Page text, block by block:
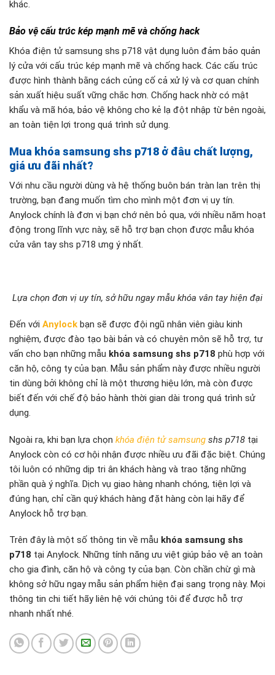
khác.
Bảo vệ cấu trúc kép mạnh mẽ và chống hack
Khóa điện tử samsung shs p718 vật dụng luôn đảm bảo quản
lý cửa với cấu trúc kép mạnh mẽ và chống hack. Các cấu trúc
được hình thành bằng cách củng cố cả xử lý và cơ quan chính
sản xuất hiệu suất vững chắc hơn. Chống hack nhờ có mật
khẩu và mã hóa, bảo vệ không cho kẻ lạ đột nhập từ bên ngoài,
an toàn tiện lợi trong quá trình sử dụng.
Mua khóa samsung shs p718 ở đâu chất lượng,
giá ưu đãi nhất?
Với nhu cầu người dùng và hệ thống buôn bán tràn lan trên thị
trường, bạn đang muốn tìm cho mình một đơn vị uy tín.
Anylock chính là đơn vị bạn chớ nên bỏ qua, với nhiều năm hoạt
động trong lĩnh vực này, sẽ hỗ trợ bạn chọn được mẫu khóa
cửa vân tay shs p718 ưng ý nhất.
Lựa chọn đơn vị uy tín, sở hữu ngay mẫu khóa vân tay hiện đại
Đến với Anylock bạn sẽ được đội ngũ nhân viên giàu kinh
nghiệm, được đào tạo bài bản và có chuyên môn sẽ hỗ trợ, tư
vấn cho bạn những mẫu khóa samsung shs p718 phù hợp với
căn hộ, công ty của bạn. Mẫu sản phẩm này được nhiều người
tin dùng bởi không chỉ là một thương hiệu lớn, mà còn được
biết đến với chế độ bảo hành thời gian dài trong quá trình sử
dụng.
Ngoài ra, khi bạn lựa chọn khóa điện tử samsung shs p718 tại
Anylock còn có cơ hội nhận được nhiều ưu đãi đặc biệt. Chúng
tôi luôn có những dịp tri ân khách hàng và trao tặng những
phần quà ý nghĩa. Dịch vụ giao hàng nhanh chóng, tiện lợi và
đúng hạn, chỉ cần quý khách hàng đặt hàng còn lại hãy để
Anylock hỗ trợ bạn.
Trên đây là một số thông tin về mẫu khóa samsung shs
p718 tại Anylock. Những tính năng ưu việt giúp bảo vệ an toàn
cho gia đình, căn hộ và công ty của bạn. Còn chần chừ gì mà
không sở hữu ngay mẫu sản phẩm hiện đại sang trọng này. Mọi
thông tin chi tiết hãy liên hệ với chúng tôi để được hỗ trợ
nhanh nhất nhé.